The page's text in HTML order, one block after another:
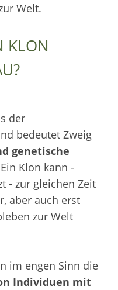
Welt.
KLON
der
bedeutet Zweig
genetische
Klon kann -
- zur gleichen Zeit
aber auch erst
zur Welt
im engen Sinn die
Individuen mit